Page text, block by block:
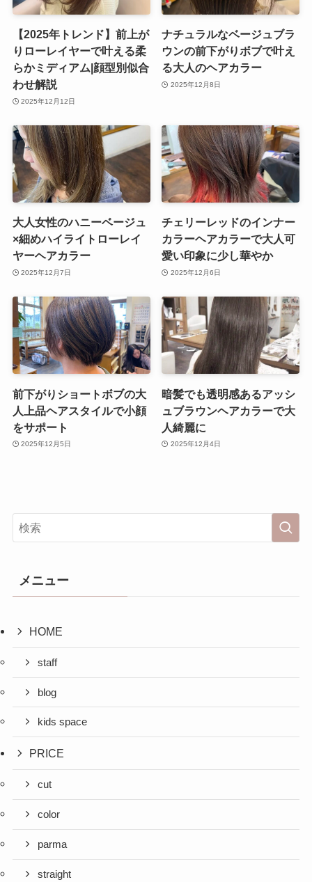
【2025年トレンド】前上が
りローレイヤーで叶える柔
らかミディアム|顔型別似合
わせ解説
2025年12月12日
ナチュラルなベージュブラ
ウンの前下がりボブで叶え
る大人のヘアカラー
2025年12月8日
大人女性のハニーベージュ
×細めハイライトローレイ
ヤーヘアカラー
2025年12月7日
チェリーレッドのインナー
カラーヘアカラーで大人可
愛い印象に少し華やか
2025年12月6日
前下がりショートボブの大
人上品ヘアスタイルで小顔
をサポート
2025年12月5日
暗髪でも透明感あるアッシ
ュブラウンヘアカラーで大
人綺麗に
2025年12月4日
メニュー
HOME
staff
blog
kids space
PRICE
cut
color
parma
straight